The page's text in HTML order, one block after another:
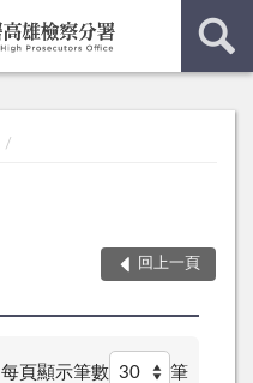
回上一頁
每頁顯示筆數 筆